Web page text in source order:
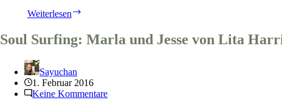
Weiterlesen
Verführt:
Mia
Saunders
Soul Surfing: Marla und Jesse von Lita
Sayuchan
1. Februar 2016
Keine Kommentare